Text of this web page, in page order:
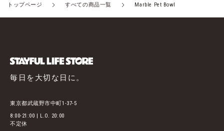
トップページ すべての商品一覧 Marble Pet Bowl
毎日を大切な日に。
東京都武蔵野市中町1-37-5
8:00-21:00 | L.O. 20:00
不定休